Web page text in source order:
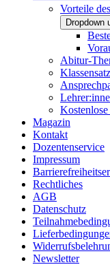
Vorteile
Dropdown
Abitur-
Magazin
Kontakt
Dozentenservice
Impressum
Rechtliches
AGB
Datenschutz
Newsletter